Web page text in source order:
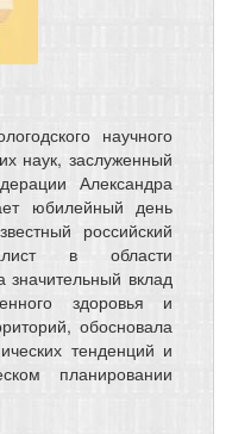
научного
наук, заслуженный
Александра
юбилейный день
российский
в области
значительный вклад
здоровья и
обосновала
тенденций и
планировании